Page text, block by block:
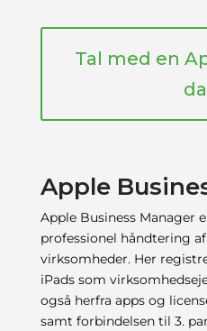
Tal med en
Apple
Apple Business Manager
professionel håndtering
virksomheder. Her
iPads som
også herfra apps og
samt forbindelsen til 3.